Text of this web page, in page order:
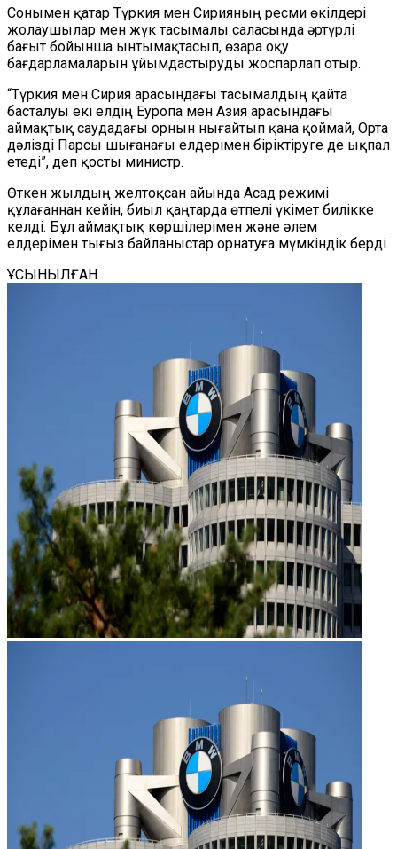
Сонымен қатар Түркия мен Сирияның ресми өкілдері
жолаушылар мен жүк тасымалы саласында әртүрлі
бағыт бойынша ынтымақтасып, өзара оқу
бағдарламаларын ұйымдастыруды жоспарлап отыр.
“Түркия мен Сирия арасындағы тасымалдың қайта
басталуы екі елдің Еуропа мен Азия арасындағы
аймақтық саудадағы орнын нығайтып қана қоймай, Орта
дәлізді Парсы шығанағы елдерімен біріктіруге де ықпал
етеді”, деп қосты министр.
Өткен жылдың желтоқсан айында Асад режимі
құлағаннан кейін, биыл қаңтарда өтпелі үкімет билікке
келді. Бұл аймақтық көршілерімен және әлем
елдерімен тығыз байланыстар орнатуға мүмкіндік берді.
ҰСЫНЫЛҒАН